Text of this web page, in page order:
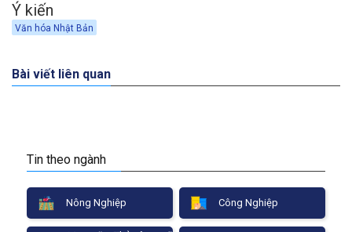
Ý kiến
Văn hóa Nhật Bản
Bài viết liên quan
Tin theo ngành
Nông Nghiệp Công Nghiệp